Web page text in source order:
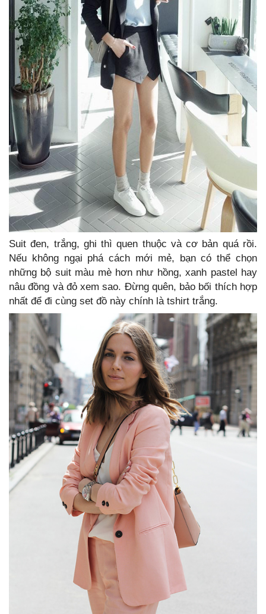
Suit đen, trắng, ghi thì quen thuộc và cơ bản quá rồi.
Nếu không ngại phá cách mới mẻ, bạn có thể chọn
những bộ suit màu mè hơn như hồng, xanh pastel hay
nâu đồng và đỏ xem sao. Đừng quên, bảo bối thích hợp
nhất để đi cùng set đồ này chính là tshirt trắng.